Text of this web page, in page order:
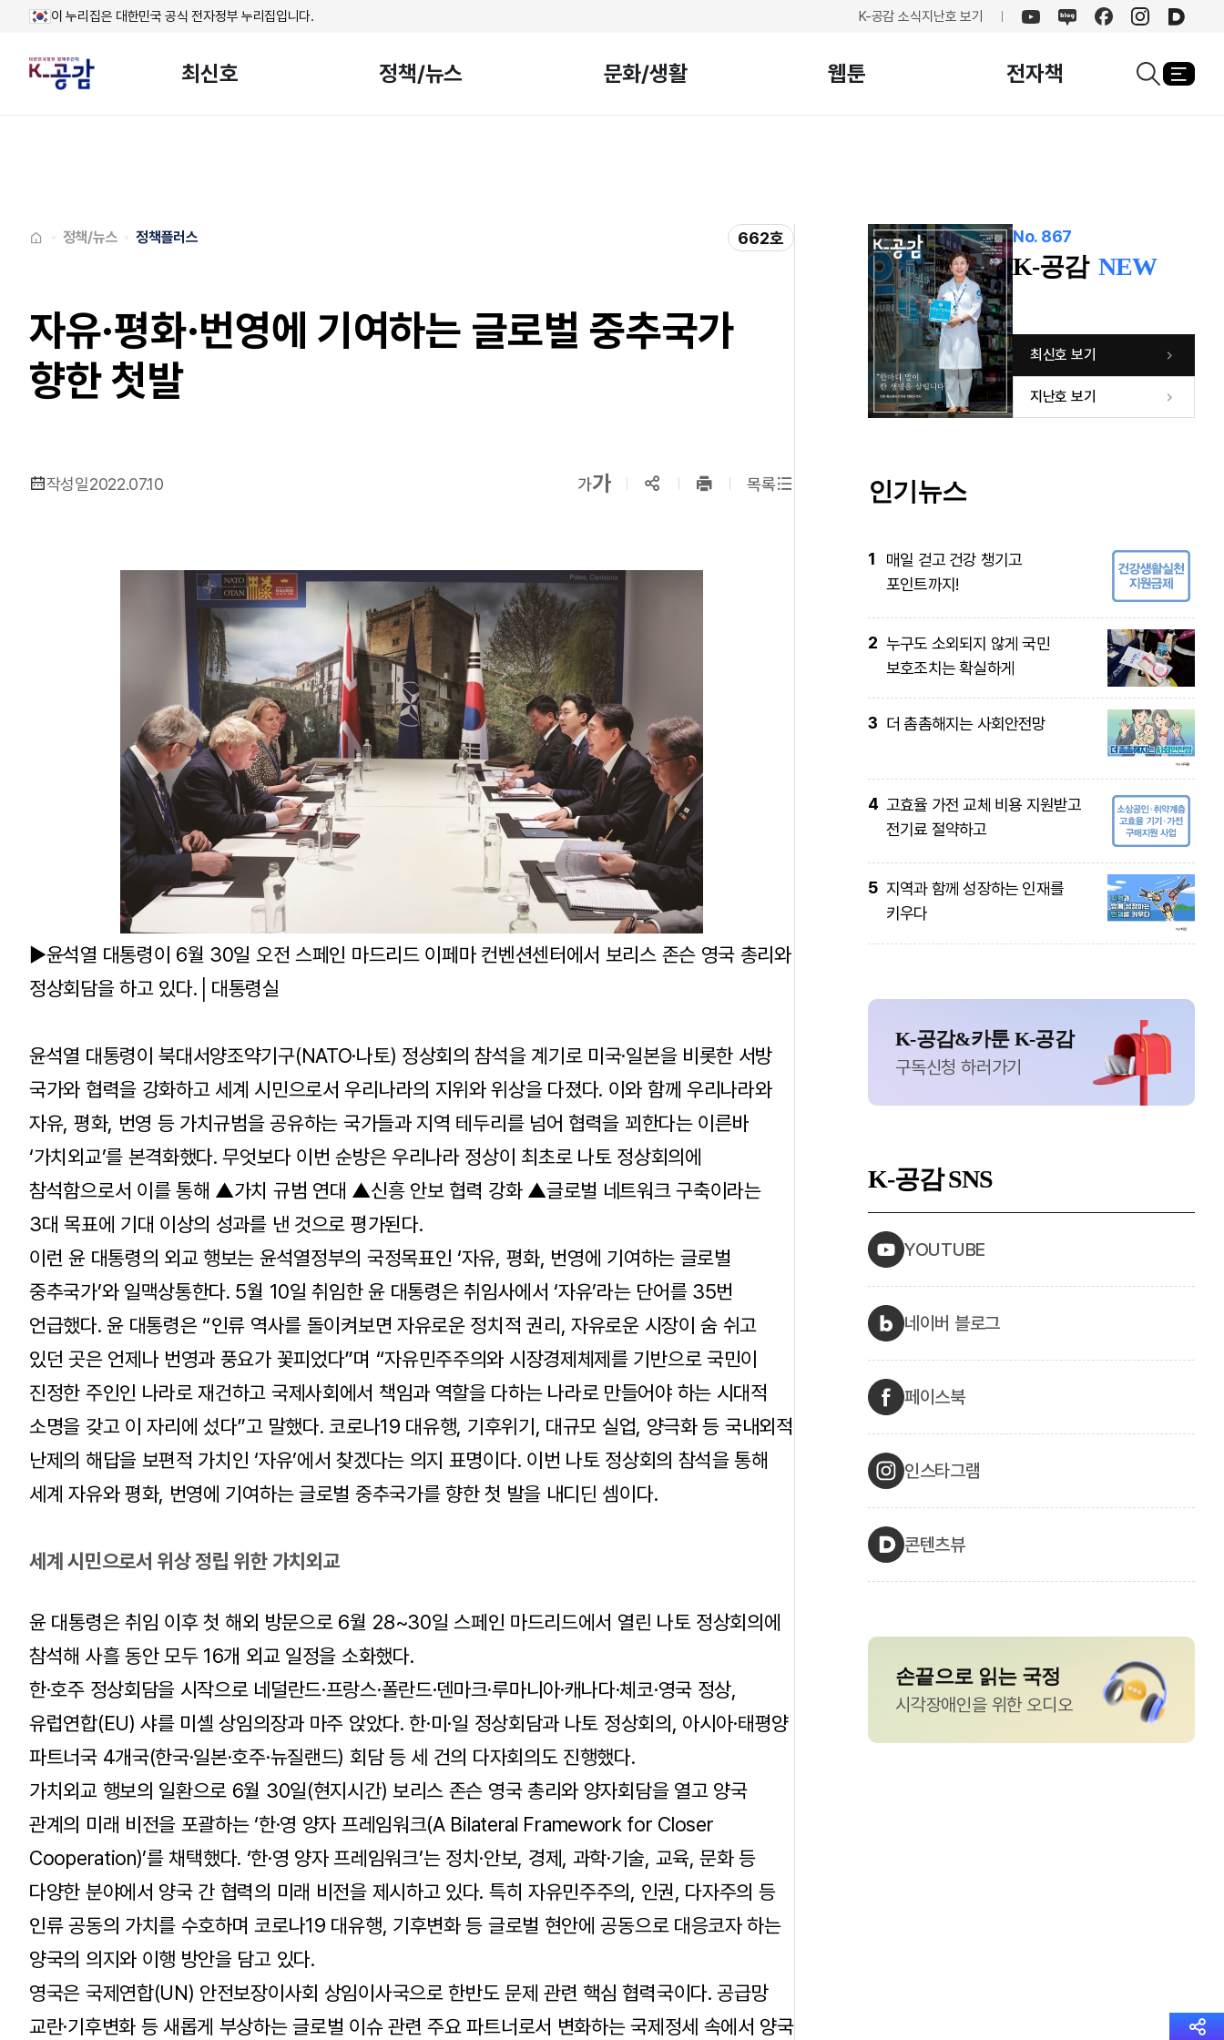
이 누리집은 대한민국 공식 전자정부 누리집입니다. K-공감 소식지난호 보기
유튜브네이버페이스북인스타그램
카카오
최신호 정책/뉴스 문화/생활 웹툰 전자책 열기
정책/뉴스 정책플러스 662호
자유·평화·번영에 기여하는 글로벌 중추국가
향한 첫발
작성일2022.07.10 가축소보기
가확대보기SNS공유
프린트
목록
▶윤석열 대통령이 6월 30일 오전 스페인 마드리드 이페마 컨벤션센터에서 보리스 존슨 영국 총리와
정상회담을 하고 있다.│대통령실
윤석열 대통령이 북대서양조약기구(NATO·나토) 정상회의 참석을 계기로 미국·일본을 비롯한 서방
국가와 협력을 강화하고 세계 시민으로서 우리나라의 지위와 위상을 다졌다. 이와 함께 우리나라와
자유, 평화, 번영 등 가치규범을 공유하는 국가들과 지역 테두리를 넘어 협력을 꾀한다는 이른바
‘가치외교’를 본격화했다. 무엇보다 이번 순방은 우리나라 정상이 최초로 나토 정상회의에
참석함으로서 이를 통해 ▲가치 규범 연대 ▲신흥 안보 협력 강화 ▲글로벌 네트워크 구축이라는
3대 목표에 기대 이상의 성과를 낸 것으로 평가된다.
이런 윤 대통령의 외교 행보는 윤석열정부의 국정목표인 ‘자유, 평화, 번영에 기여하는 글로벌
중추국가’와 일맥상통한다. 5월 10일 취임한 윤 대통령은 취임사에서 ‘자유’라는 단어를 35번
언급했다. 윤 대통령은 “인류 역사를 돌이켜보면 자유로운 정치적 권리, 자유로운 시장이 숨 쉬고
있던 곳은 언제나 번영과 풍요가 꽃피었다”며 “자유민주주의와 시장경제체제를 기반으로 국민이
진정한 주인인 나라로 재건하고 국제사회에서 책임과 역할을 다하는 나라로 만들어야 하는 시대적
소명을 갖고 이 자리에 섰다”고 말했다. 코로나19 대유행, 기후위기, 대규모 실업, 양극화 등 국내외적
난제의 해답을 보편적 가치인 ‘자유’에서 찾겠다는 의지 표명이다. 이번 나토 정상회의 참석을 통해
세계 자유와 평화, 번영에 기여하는 글로벌 중추국가를 향한 첫 발을 내디딘 셈이다.
세계 시민으로서 위상 정립 위한 가치외교
윤 대통령은 취임 이후 첫 해외 방문으로 6월 28~30일 스페인 마드리드에서 열린 나토 정상회의에
참석해 사흘 동안 모두 16개 외교 일정을 소화했다.
한·호주 정상회담을 시작으로 네덜란드·프랑스·폴란드·덴마크·루마니아·캐나다·체코·영국 정상,
유럽연합(EU) 샤를 미셸 상임의장과 마주 앉았다. 한·미·일 정상회담과 나토 정상회의, 아시아·태평양
파트너국 4개국(한국·일본·호주·뉴질랜드) 회담 등 세 건의 다자회의도 진행했다.
가치외교 행보의 일환으로 6월 30일(현지시간) 보리스 존슨 영국 총리와 양자회담을 열고 양국
관계의 미래 비전을 포괄하는 ‘한·영 양자 프레임워크(A Bilateral Framework for Closer
Cooperation)’를 채택했다. ‘한·영 양자 프레임워크’는 정치·안보, 경제, 과학·기술, 교육, 문화 등
다양한 분야에서 양국 간 협력의 미래 비전을 제시하고 있다. 특히 자유민주주의, 인권, 다자주의 등
인류 공동의 가치를 수호하며 코로나19 대유행, 기후변화 등 글로벌 현안에 공동으로 대응코자 하는
양국의 의지와 이행 방안을 담고 있다.
영국은 국제연합(UN) 안전보장이사회 상임이사국으로 한반도 문제 관련 핵심 협력국이다. 공급망
교란·기후변화 등 새롭게 부상하는 글로벌 이슈 관련 주요 파트너로서 변화하는 국제정세 속에서 양국
No. 867
K-공감 NEW
최신호 보기
지난호 보기
인기뉴스
1
매일 걷고 건강 챙기고
포인트까지!
2 누구도 소외되지 않게 국민
보호조치는 확실하게
3 더 촘촘해지는 사회안전망
4 고효율 가전 교체 비용 지원받고
전기료 절약하고
5 지역과 함께 성장하는 인재를
키우다
K-공감&카툰 K-공감
구독신청 하러가기
K-공감SNS
YOUTUBE
네이버 블로그
페이스북
인스타그램
콘텐츠뷰
손끝으로 읽는 국정
시각장애인을 위한 오디오